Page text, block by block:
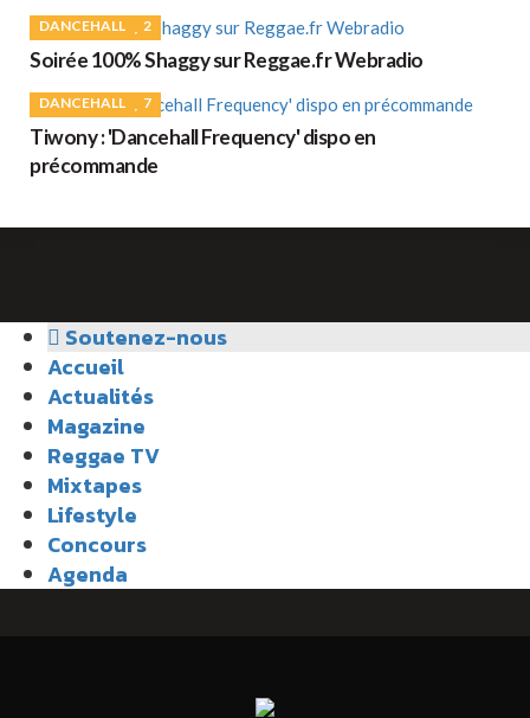
DANCEHALL 2
Soirée 100% Shaggy sur Reggae.fr Webradio
DANCEHALL 7
Tiwony : 'Dancehall Frequency' dispo en
précommande
Soutenez-nous
Accueil
Actualités
Magazine
Reggae TV
Mixtapes
Lifestyle
Concours
Agenda